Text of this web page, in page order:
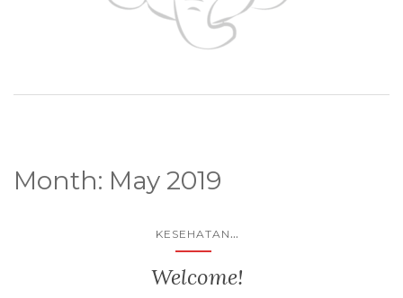
Month: May 2019
KESEHATAN ...
Welcome!